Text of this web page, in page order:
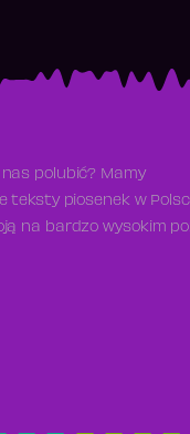
polubić? Mamy
teksty piosenek w
na bardzo wysokim